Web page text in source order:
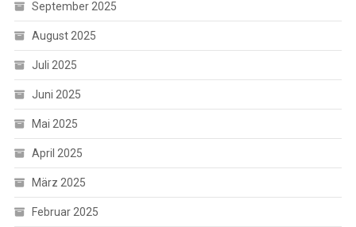
September 2025
August 2025
Juli 2025
Juni 2025
Mai 2025
April 2025
März 2025
Februar 2025